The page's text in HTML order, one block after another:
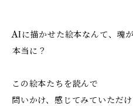
AIに描かせた絵本なんて、魂
―――本当に？
この絵本たちを読んで
問いかけ、感じてみていただけ